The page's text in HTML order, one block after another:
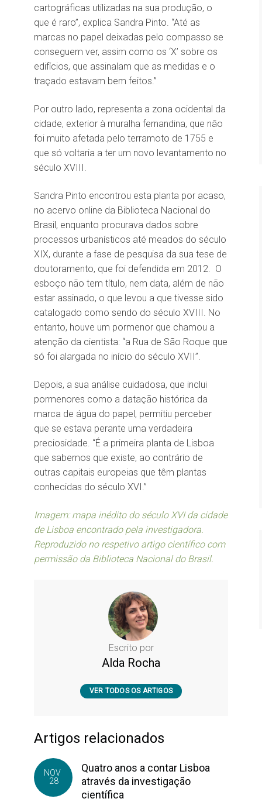
cartográficas utilizadas na sua produção, o
que é raro”, explica Sandra Pinto. “Até as
marcas no papel deixadas pelo compasso se
conseguem ver, assim como os ‘X’ sobre os
edifícios, que assinalam que as medidas e o
traçado estavam bem feitos.”
Por outro lado, representa a zona ocidental da
cidade, exterior à muralha fernandina, que não
foi muito afetada pelo terramoto de 1755 e
que só voltaria a ter um novo levantamento no
século XVIII.
Sandra Pinto encontrou esta planta por acaso,
no acervo online da Biblioteca Nacional do
Brasil, enquanto procurava dados sobre
processos urbanísticos até meados do século
XIX, durante a fase de pesquisa da sua tese de
doutoramento, que foi defendida em 2012. O
esboço não tem título, nem data, além de não
estar assinado, o que levou a que tivesse sido
catalogado como sendo do século XVIII. No
entanto, houve um pormenor que chamou a
atenção da cientista: “a Rua de São Roque que
só foi alargada no início do século XVII”.
Depois, a sua análise cuidadosa, que inclui
pormenores como a datação histórica da
marca de água do papel, permitiu perceber
que se estava perante uma verdadeira
preciosidade. “É a primeira planta de Lisboa
que sabemos que existe, ao contrário de
outras capitais europeias que têm plantas
conhecidas do século XVI.”
Imagem: mapa inédito do século XVI da cidade
de Lisboa encontrado pela investigadora.
Reproduzido no respetivo artigo científico com
permissão da Biblioteca Nacional do Brasil.
Escrito por
Alda Rocha
VER TODOS OS ARTIGOS
Artigos relacionados
NOV
28
Quatro anos a contar Lisboa
através da investigação
científica